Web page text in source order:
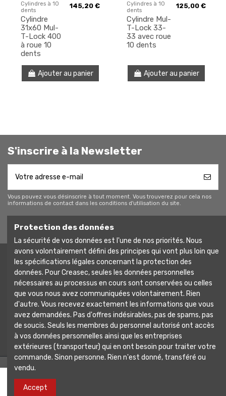
Cylindres à 10
dents
Cylindre
31x60 Mul-
T-Lock 400
à roue 10
dents
145,20 €
Ajouter au panier
Cylindres à 10
dents
Cylindre Mul-
T-Lock 33-
33 avec roue
10 dents
125,00 €
Ajouter au panier
S'inscrire à la Newsletter
Vous pouvez vous désinscrire à tout moment. Vous trouverez pour cela nos
informations de contact dans les conditions d'utilisation du site.
Liens utiles
Contactez-nous
Infos pratiques
Protection des données
La sécurité de vos données est l'une de nos priorités. Nous
avons volontairement défini des principes qui vont plus loin que
les spécifications légales concernant la protection des
données. Pour Creasec, seules les données personnelles
nécessaires au processus en cours sont conservées ou celles
que vous nous avez communiquées volontairement. Rien
d'autre. Vous recevez exactement les informations que vous
avez demandées. Pas d'offres indésirables, pas de spams, pas
de soucis. Seuls les membres du personnel autorisé ont accès
à vos données personnelles ainsi que les entreprises
extérieures (transporteur) qui en ont besoin pour traiter votre
commande. Sinon personne. Rien n'est donné, transféré ou
vendu.
Accept